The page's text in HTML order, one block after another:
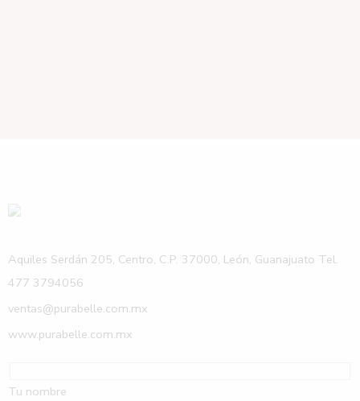
Aquiles Serdán 205, Centro, C.P. 37000, León, Guanajuato Tel.
477 3794056
ventas@purabelle.com.mx
www.purabelle.com.mx
Tu nombre